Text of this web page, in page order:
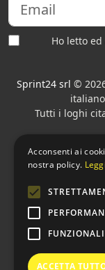
Ho letto
Sprint24 srl ©
Tutti i loghi
Lingue: 🇮🇹
Acconsenti ai
nostra policy.
ACCETTA